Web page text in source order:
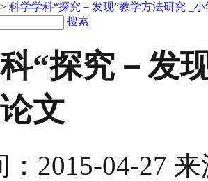
> 科学学科“探究－发现”教学方法研究 _
搜索
“探究－发
文
2015-04-27 来